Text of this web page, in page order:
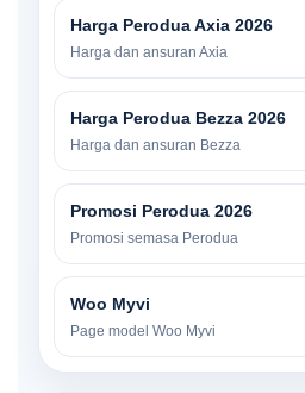
Harga Perodua Axia 2026
Harga dan ansuran Axia
Harga Perodua Bezza 2026
Harga dan ansuran Bezza
Promosi Perodua 2026
Promosi semasa Perodua
Woo Myvi
Page model Woo Myvi